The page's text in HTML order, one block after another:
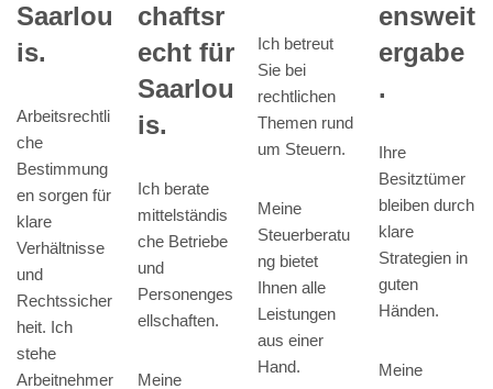
Saarlou
is.
Arbeitsrechtli
che
Bestimmung
en sorgen für
klare
Verhältnisse
und
Rechtssicher
heit. Ich
stehe
Arbeitnehmer
chaftsr
echt für
Saarlou
is.
Ich berate
mittelständis
che Betriebe
und
Personenges
ellschaften.
Meine
Ich betreut
Sie bei
rechtlichen
Themen rund
um Steuern.
Meine
Steuerberatu
ng bietet
Ihnen alle
Leistungen
aus einer
Hand.
ensweit
ergabe
.
Ihre
Besitztümer
bleiben durch
klare
Strategien in
guten
Händen.
Meine